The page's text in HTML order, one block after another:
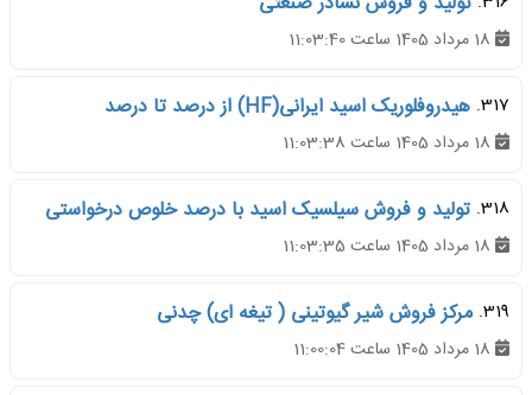
317. هیدروفلوریک اسید ایرانی(HF) از درصد تا درصد
318. تولید و فروش سیلسیک اسید با درصد خلوص درخواستی
319. مرکز فروش شیر گیوتینی ( تیغه ای) چدنی